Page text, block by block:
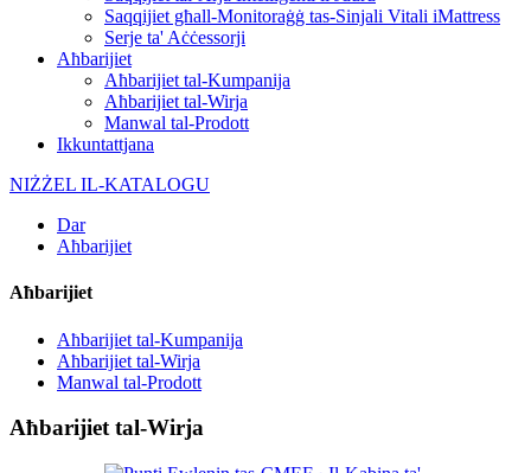
Saqqijiet għall-Monitoraġġ tas-Sinjali Vitali iMattress
Serje ta' Aċċessorji
Aħbarijiet
Aħbarijiet tal-Kumpanija
Aħbarijiet tal-Wirja
Manwal tal-Prodott
Ikkuntattjana
NIŻŻEL IL-KATALOGU
Dar
Aħbarijiet
Aħbarijiet
Aħbarijiet tal-Kumpanija
Aħbarijiet tal-Wirja
Manwal tal-Prodott
Aħbarijiet tal-Wirja